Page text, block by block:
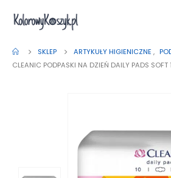
SKLEP ARTYKUŁY HIGIENICZNE ,
CLEANIC PODPASKI NA DZIEŃ DAILY PADS SOFT